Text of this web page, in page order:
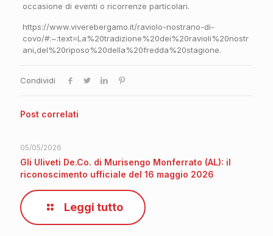
occasione di eventi o ricorrenze particolari.
https://www.viverebergamo.it/raviolo-nostrano-di-
covo/#:~:text=La%20tradizione%20dei%20ravioli%20nostr
ani,del%20riposo%20della%20fredda%20stagione.
Condividi
Post correlati
05/05/2026
Gli Uliveti De.Co. di Murisengo Monferrato (AL): il
riconoscimento ufficiale del 16 maggio 2026
Leggi tutto